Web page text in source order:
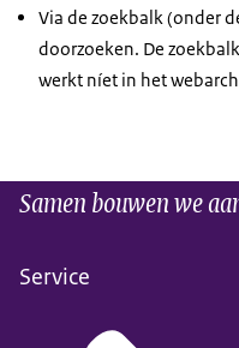
Via de zoekbalk (onder
doorzoeken. De
werkt níet in het
Samen bouwen we
Service